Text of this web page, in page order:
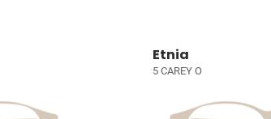
Etnia
5 CAREY O